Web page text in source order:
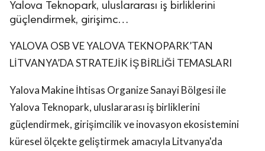
Yalova Teknopark, uluslararası iş birliklerini
güçlendirmek, girişimc…
YALOVA OSB VE YALOVA TEKNOPARK’TAN
LİTVANYA’DA STRATEJİK İŞ BİRLİĞİ TEMASLARI
Yalova Makine İhtisas Organize Sanayi Bölgesi ile
Yalova Teknopark, uluslararası iş birliklerini
güçlendirmek, girişimcilik ve inovasyon ekosistemini
küresel ölçekte geliştirmek amacıyla Litvanya'da